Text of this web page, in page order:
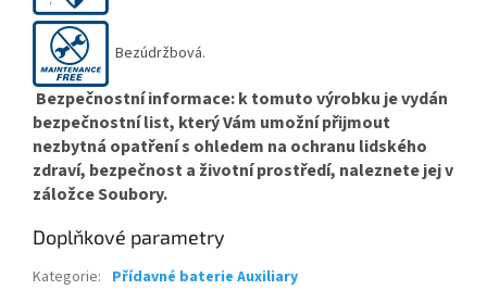
Bezúdržbová.
Bezpečnostní informace: k tomuto výrobku je vydán
bezpečnostní list, který Vám umožní přijmout
nezbytná opatření s ohledem na ochranu lidského
zdraví, bezpečnost a životní prostředí, naleznete jej v
záložce Soubory.
Doplňkové parametry
Kategorie: Přídavné baterie Auxiliary